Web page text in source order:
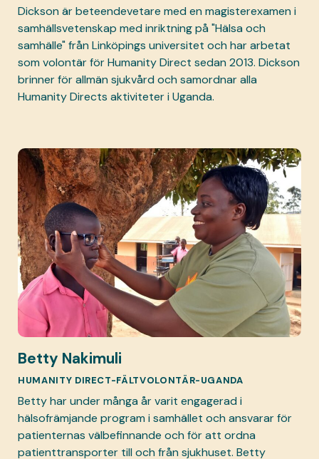
Dickson är beteendevetare med en magisterexamen i
samhällsvetenskap med inriktning på "Hälsa och
samhälle" från Linköpings universitet och har arbetat
som volontär för Humanity Direct sedan 2013. Dickson
brinner för allmän sjukvård och samordnar alla
Humanity Directs aktiviteter i Uganda.
Betty Nakimuli
HUMANITY DIRECT-FÄLTVOLONTÄR-UGANDA
Betty har under många år varit engagerad i
hälsofrämjande program i samhället och ansvarar för
patienternas välbefinnande och för att ordna
patienttransporter till och från sjukhuset. Betty